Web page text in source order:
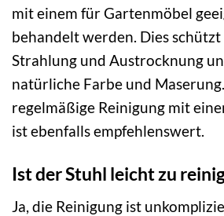
mit einem für Gartenmöbel
behandelt werden. Dies
Strahlung und Austrocknung
natürliche Farbe und
regelmäßige Reinigung mit
ist ebenfalls empfehlenswert.
Ist der Stuhl leicht zu
Ja, die Reinigung ist